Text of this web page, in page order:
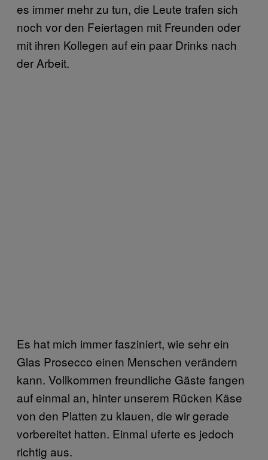
es immer mehr zu tun, die Leute trafen sich
noch vor den Feiertagen mit Freunden oder
mit ihren Kollegen auf ein paar Drinks nach
der Arbeit.
Es hat mich immer fasziniert, wie sehr ein
Glas Prosecco einen Menschen verändern
kann. Vollkommen freundliche Gäste fangen
auf einmal an, hinter unserem Rücken Käse
von den Platten zu klauen, die wir gerade
vorbereitet hatten. Einmal uferte es jedoch
richtig aus.